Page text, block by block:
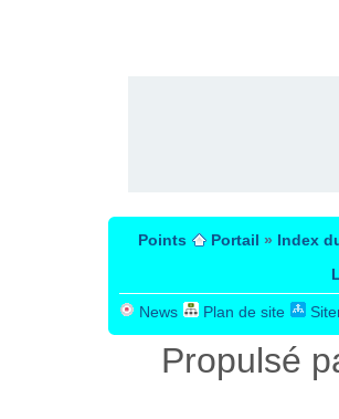
Points Portail » Index
News Plan de site
Propulsé